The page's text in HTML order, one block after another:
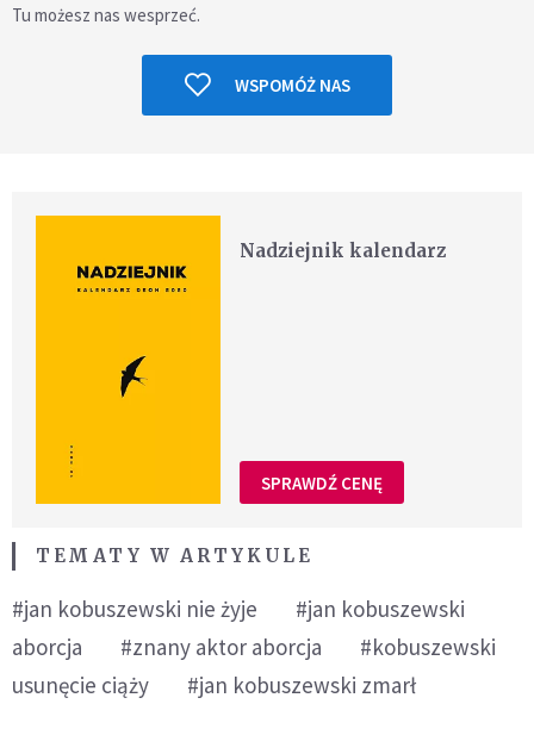
Tu możesz nas wesprzeć.
WSPOMÓŻ NAS
Nadziejnik kalendarz
SPRAWDŹ CENĘ
TEMATY W ARTYKULE
#jan kobuszewski nie żyje
#jan kobuszewski
aborcja
#znany aktor aborcja
#kobuszewski
usunęcie ciąży
#jan kobuszewski zmarł